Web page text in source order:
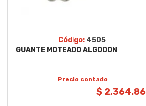
Código: 4505
GUANTE MOTEADO ALGODON
Precio contado
$ 2,364.86